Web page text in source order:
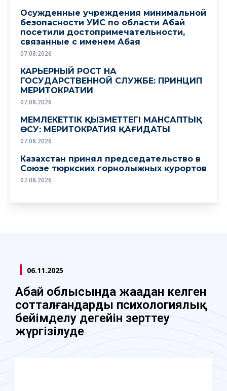
Осужденные учреждения минимальной
безопасности УИС по области Абай
посетили достопримечательности,
связанные с именем Абая
07.08.2026
КАРЬЕРНЫЙ РОСТ НА
ГОСУДАРСТВЕННОЙ СЛУЖБЕ: ПРИНЦИП
МЕРИТОКРАТИИ
07.08.2026
МЕМЛЕКЕТТІК ҚЫЗМЕТТЕГІ МАНСАПТЫҚ
ӨСУ: МЕРИТОКРАТИЯ ҚАҒИДАТЫ
07.08.2026
Казахстан принял председательство в
Союзе тюркских горнолыжных курортов
07.08.2026